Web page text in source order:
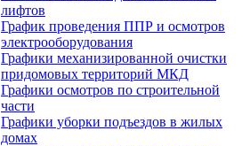
лифтов
График проведения ППР и осмотров
электрооборудования
Графики механизированной очистки
придомовых территорий МКД
Графики осмотров по строительной
части
Графики уборки подъездов в жилых
домах